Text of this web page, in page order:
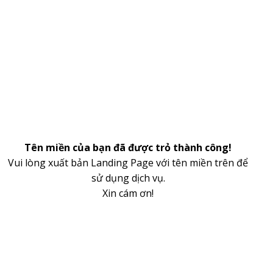
Tên miền của bạn đã được trỏ thành công!
Vui lòng xuất bản Landing Page với tên miền trên để
sử dụng dịch vụ.
Xin cám ơn!